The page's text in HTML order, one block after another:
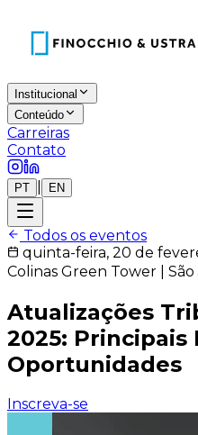
Institucional
Conteúdo
Carreiras
Contato
PT EN
Todos os eventos
quinta-feira, 20 de
Colinas Green Tower |
Atualizações
2025: Principais
Oportunidades
Inscreva-se